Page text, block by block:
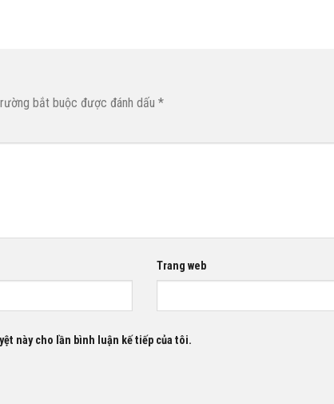
bắt buộc được đánh dấu *
Trang web
này cho lần bình luận kế tiếp của tôi.